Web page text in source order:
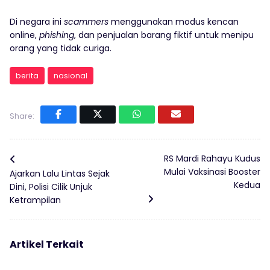
Di negara ini scammers menggunakan modus kencan
online, phishing, dan penjualan barang fiktif untuk menipu
orang yang tidak curiga.
berita nasional
Share:
Ajarkan Lalu Lintas Sejak
Dini, Polisi Cilik Unjuk
Ketrampilan
RS Mardi Rahayu Kudus
Mulai Vaksinasi Booster
Kedua
Artikel Terkait